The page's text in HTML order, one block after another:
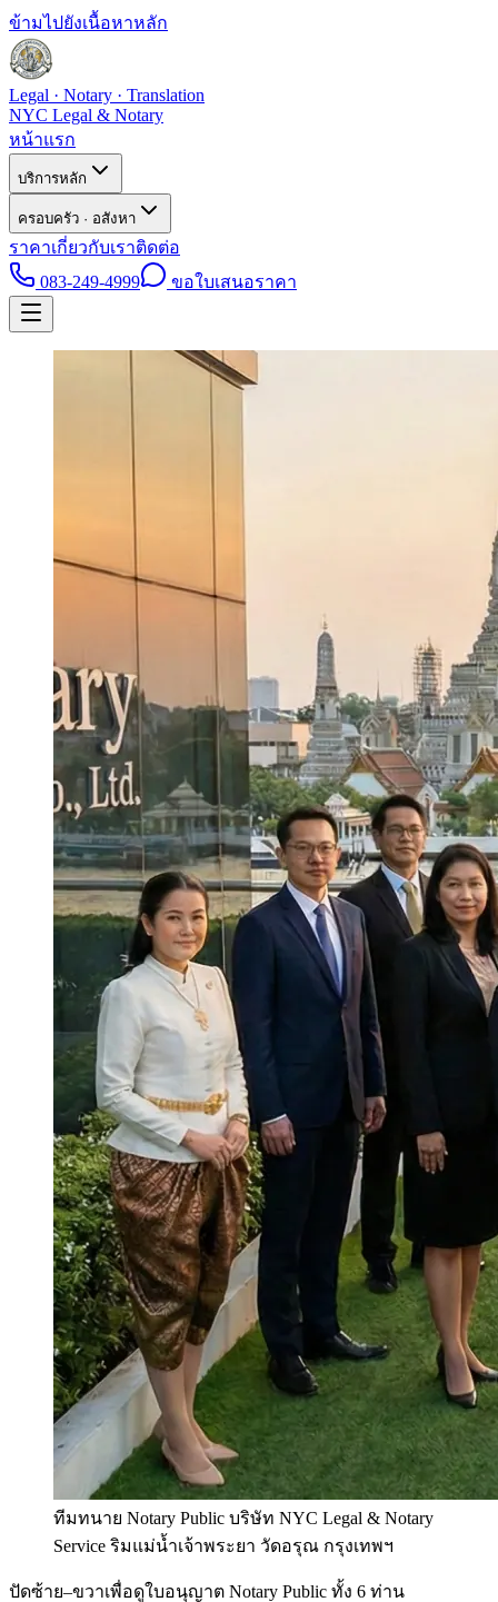
ข้ามไปยังเนื้อหาหลัก
Legal · Notary · Translation
NYC Legal & Notary
หน้าแรก
บริการหลัก
ครอบครัว · อสังหา
ราคาเกี่ยวกับเราติดต่อ
083-249-4999
ขอใบเสนอราคา
ทีมทนาย Notary Public บริษัท NYC Legal & Notary
Service ริมแม่น้ำเจ้าพระยา วัดอรุณ กรุงเทพฯ
ปัดซ้าย–ขวาเพื่อดูใบอนุญาต Notary Public ทั้ง 6 ท่าน